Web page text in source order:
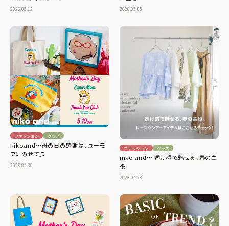
2026.05.12 2026.05.05
ファッション グッズ
nikoand…母の日の感謝は、ユーモ
アにのせて♫
2026.04.30
ファッション グッズ
niko and… 透け感で魅せる、春の主
役
2026.04.28